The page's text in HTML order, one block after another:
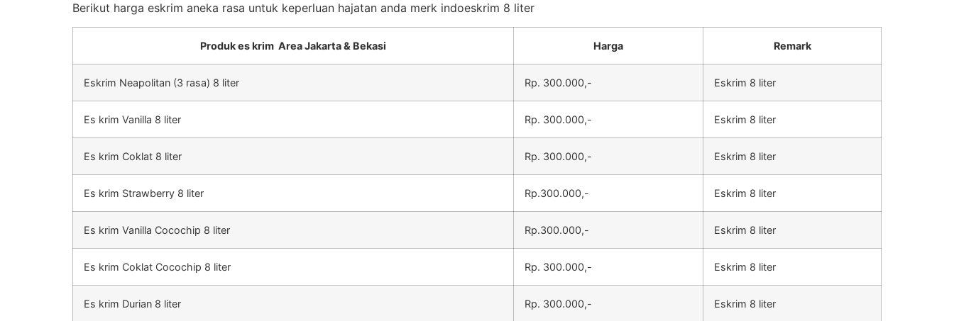
Berikut harga eskrim aneka rasa untuk keperluan hajatan anda merk indoeskrim 8 liter
Produk es krim Area Jakarta & Bekasi Harga Remark
Eskrim Neapolitan (3 rasa) 8 liter Rp. 300.000,- Eskrim 8 liter
Es krim Vanilla 8 liter Rp. 300.000,- Eskrim 8 liter
Es krim Coklat 8 liter Rp. 300.000,- Eskrim 8 liter
Es krim Strawberry 8 liter Rp.300.000,- Eskrim 8 liter
Es krim Vanilla Cocochip 8 liter Rp.300.000,- Eskrim 8 liter
Es krim Coklat Cocochip 8 liter Rp. 300.000,- Eskrim 8 liter
Es krim Durian 8 liter Rp. 300.000,- Eskrim 8 liter